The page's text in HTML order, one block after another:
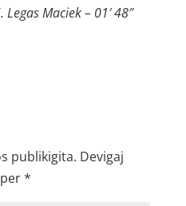
Maciek – 01′ 48″
publikigita. Devigaj
*